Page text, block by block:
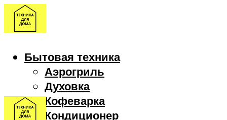
Бытовая техника
Аэрогриль
Духовка
Кофеварка
Кондиционер